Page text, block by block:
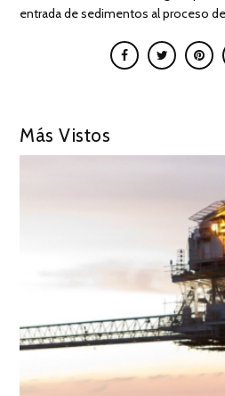
entrada de sedimentos al proceso
Más Vistos